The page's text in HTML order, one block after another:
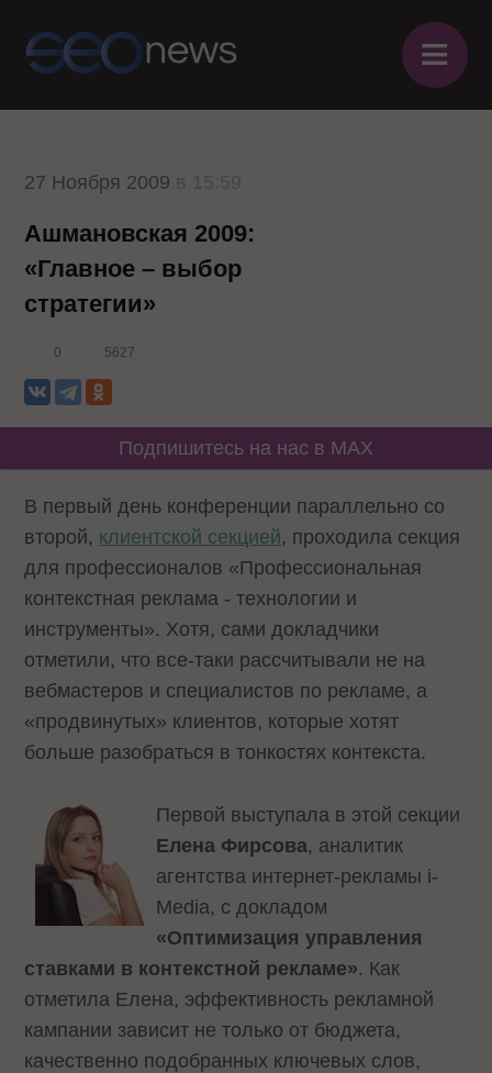
≡
27 Ноября 2009
Ашмановская 2009:
«Главное – выбор
стратегии»
0 5627
Подпишитесь на нас в MAX
В первый день конференции параллельно со
второй, клиентской секцией, проходила секция
для профессионалов «Профессиональная
контекстная реклама - технологии и
инструменты». Хотя, сами докладчики
отметили, что все-таки рассчитывали не на
вебмастеров и специалистов по рекламе, а
«продвинутых» клиентов, которые хотят
больше разобраться в тонкостях контекста.
Первой выступала в этой секции
Елена Фирсова, аналитик
агентства интернет-рекламы i-
Media, с докладом
«Оптимизация управления
ставками в контекстной рекламе». Как
отметила Елена, эффективность рекламной
кампании зависит не только от бюджета,
качественно подобранных ключевых слов,